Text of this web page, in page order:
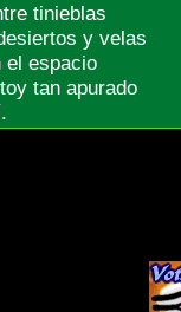
tinieblas
y velas
el espacio
tan apurado